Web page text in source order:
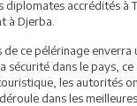
diplomates accrédités à
à Djerba.
de ce pélérinage
sécurité dans le pays, ce
les autorités
dans les